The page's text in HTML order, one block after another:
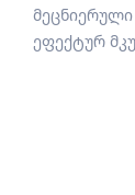
ეფექტურ